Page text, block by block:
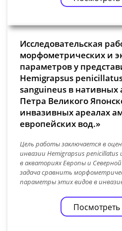
Исследовательская
морфометрических и
параметров у
Hemigrapsus
sanguineus в нативных
Петра Великого
инвазивных ареалах
европейских вод.»
Цель работы заключается в
инвазии Hemigrapsus penicillatus
в акваториях Европы и
задача сравнить
параметры этих видов в
Посмотреть